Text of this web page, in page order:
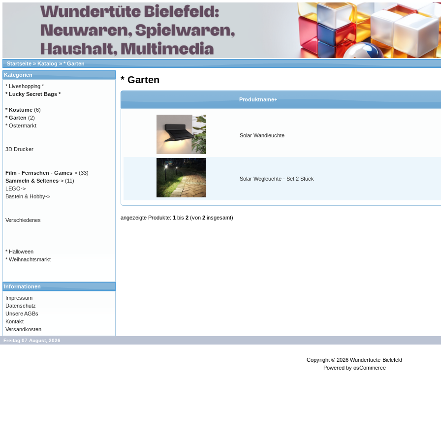
Startseite » Katalog » * Garten
* Garten
Produktname+
Solar Wandleuchte
Solar Wegleuchte - Set 2 Stück
angezeigte Produkte: 1 bis 2 (von 2 insgesamt)
Kategorien
* Liveshopping *
* Lucky Secret Bags *
* Kostüme (6)
* Garten (2)
* Ostermarkt
3D Drucker
Film - Fernsehen - Games-> (33)
Sammeln & Seltenes-> (11)
LEGO->
Basteln & Hobby->
Verschiedenes
* Halloween
* Weihnachtsmarkt
Informationen
Impressum
Datenschutz
Unsere AGBs
Kontakt
Versandkosten
Freitag 07 August, 2026
Copyright © 2026 Wundertuete-Bielefeld
Powered by osCommerce